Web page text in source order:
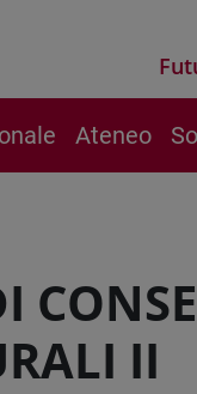
Ateneo
II